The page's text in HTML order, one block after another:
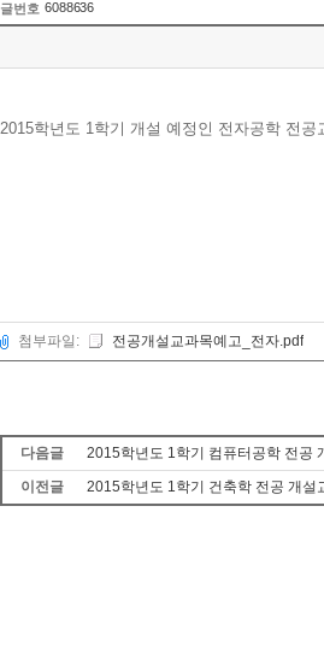
글번호 6088636
2015학년도 1학기 개설 예정인 전자공학 전공
첨부파일: 전공개설교과목예고_전자.pdf
다음글
2015학년도 1학기 컴퓨터공학 전공
이전글
2015학년도 1학기 건축학 전공 개설